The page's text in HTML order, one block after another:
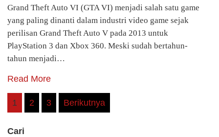
Grand Theft Auto VI (GTA VI) menjadi salah satu game
yang paling dinanti dalam industri video game sejak
perilisan Grand Theft Auto V pada 2013 untuk
PlayStation 3 dan Xbox 360. Meski sudah bertahun-
tahun menjadi…
Read More
Paginasi
1 2 3 Berikutnya
Cari